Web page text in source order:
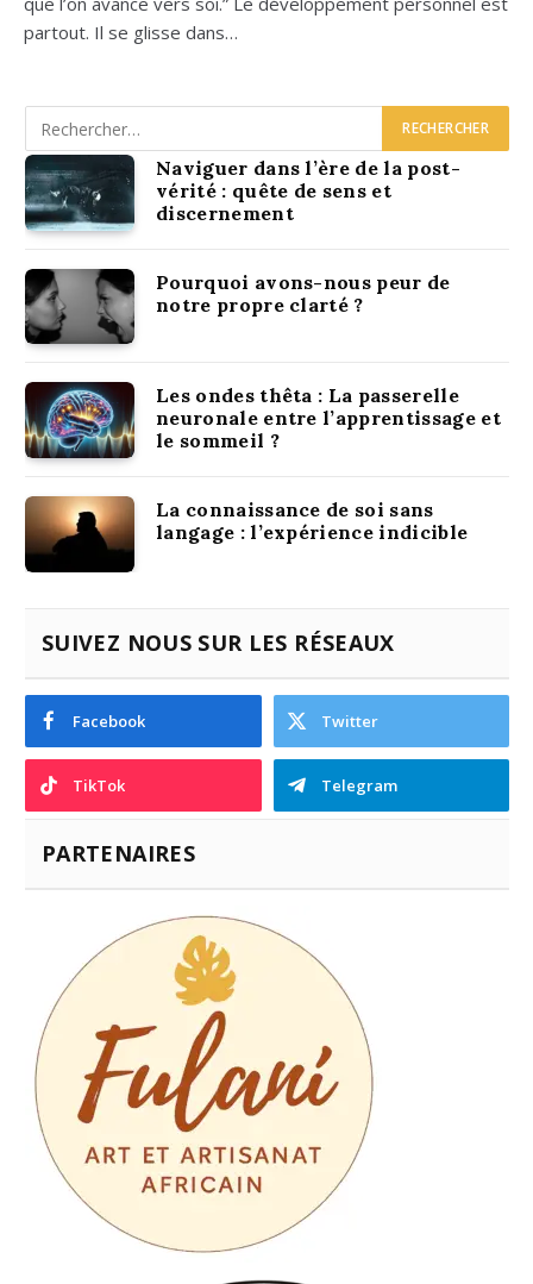
par­tout. Il se glisse dans…
Naviguer dans l’ère de la post-
vérité : quête de sens et
discernement
Pourquoi avons-nous peur de
notre propre clarté ?
Les ondes thêta : La passerelle
neuronale entre l’apprentissage et
le sommeil ?
La connaissance de soi sans
langage : l’expérience indicible
SUIVEZ NOUS SUR LES RÉSEAUX
Facebook Twitter
TikTok Telegram
PARTENAIRES